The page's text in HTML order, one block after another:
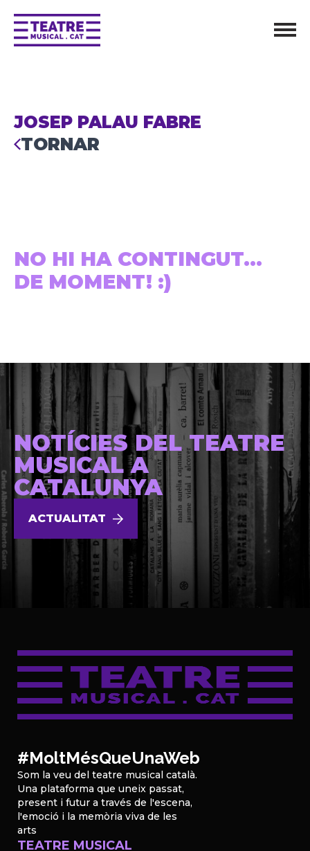
JOSEP PALAU FABRE
TORNAR
NO HI HA CONTINGUT...
DE MOMENT! :)
NOTÍCIES DEL TEATRE
MUSICAL A
CATALUNYA
ACTUALITAT
#MoltMésQueUnaWeb
Som la veu del teatre musical català.
Una plataforma que uneix passat,
present i futur a través de l'escena,
l'emoció i la memòria viva de les
arts
TEATRE MUSICAL